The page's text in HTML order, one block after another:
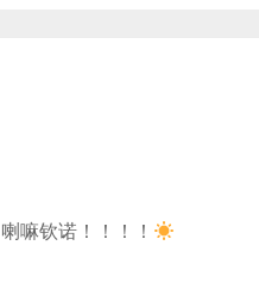
嘛钦诺！！！！